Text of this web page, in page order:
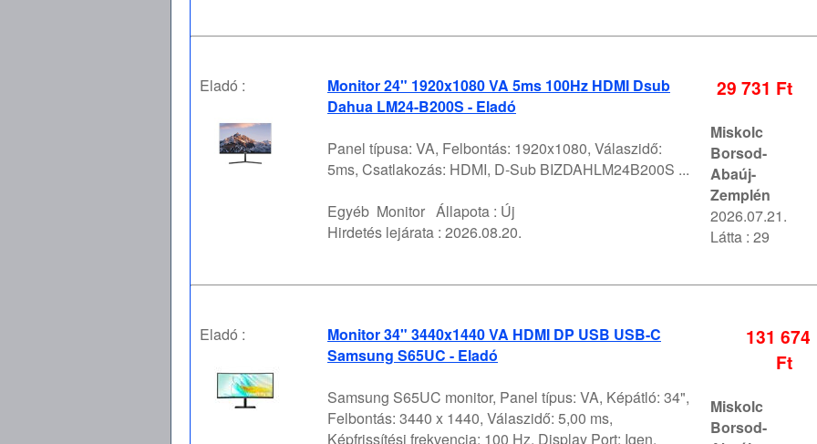
Eladó :
Monitor 24" 1920x1080 VA 5ms 100Hz HDMI Dsub
Dahua LM24-B200S - Eladó
Panel típusa: VA, Felbontás: 1920x1080, Válaszidő:
5ms, Csatlakozás: HDMI, D-Sub BIZDAHLM24B200S ...
Egyéb Monitor Állapota : Új
Hirdetés lejárata : 2026.08.20.
29 731 Ft
Miskolc
Borsod-
Abaúj-
Zemplén
2026.07.21.
Látta : 29
Eladó :
Monitor 34" 3440x1440 VA HDMI DP USB USB-C
Samsung S65UC - Eladó
Samsung S65UC monitor, Panel típus: VA, Képátló: 34",
Felbontás: 3440 x 1440, Válaszidő: 5,00 ms,
Képfrissítési frekvencia: 100 Hz, Display Port: Igen,
131 674
Ft
Miskolc
Borsod-